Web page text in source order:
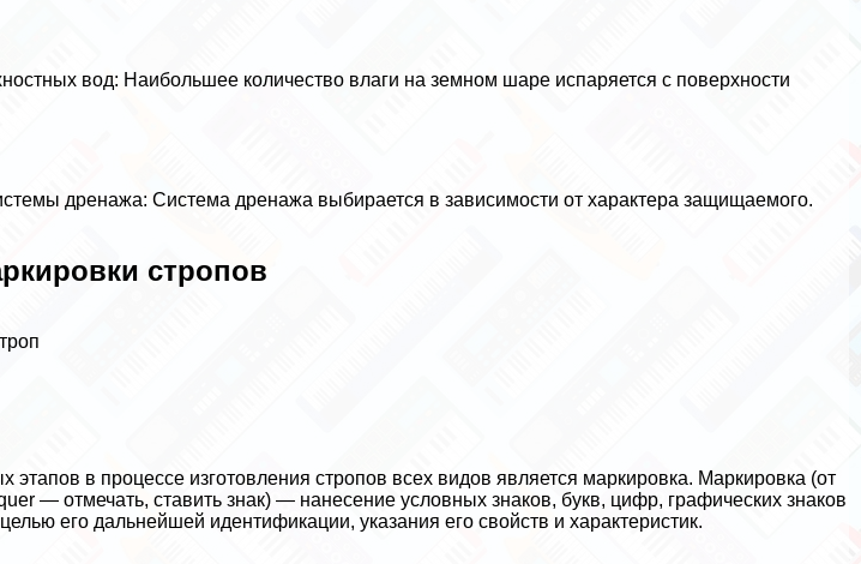
вод: Наибольшее количество влаги на земном шаре испаряется с поверхности
дренажа: Система дренажа выбирается в зависимости от хаpaктера защищаемого.
стропов
в процессе изготовления стропов всех видов является маркировка. Маркировка (от
— отмечать, ставить знак) — нанесение условных знаков, букв, цифр, графических знаков
его дальнейшей идентификации, указания его свойств и хаpaктеристик.